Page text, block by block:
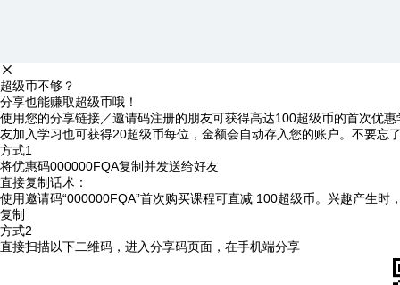
超级币不够？
分享也能赚取超级币哦！
使用您的分享链接／邀请码注册的朋友可获得高达100超级币的首次优
友加入学习也可获得20超级币每位，金额会自动存入您的账户。不要忘
方式1
将优惠码000000FQA复制并发送给好友
直接复制话术：
使用邀请码“000000FQA”首次购买课程可直减 100超级币。兴趣产生时
复制
方式2
直接扫描以下二维码，进入分享码页面，在手机端分享